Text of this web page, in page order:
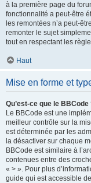
à la première page du
fonctionnalité a peut-être
les remontées n’a peut-
remonter le sujet
tout en respectant les
Haut
Mise en forme et
Qu’est-ce que le BBCode
Le BBCode est une
meilleur contrôle sur la
est déterminée par les
la désactiver sur chaque
BBCode est similaire à
contenues entre des
« > ». Pour plus
guide qui est accessible